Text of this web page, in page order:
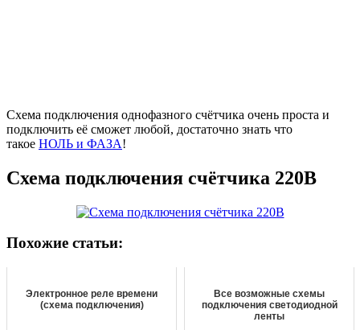
Схема подключения однофазного счётчика очень проста и
подключить её сможет любой, достаточно знать что
такое НОЛЬ и ФАЗА!
Схема подключения счётчика 220В
Похожие статьи:
Электронное реле времени
(схема подключения)
Все возможные схемы
подключения светодиодной
ленты